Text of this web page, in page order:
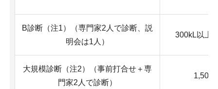
B診断（注1）（専門家2人で診断、説
明会は1人）
300kL以上
大規模診断（注2）（事前打合せ＋専
門家2人で診断）